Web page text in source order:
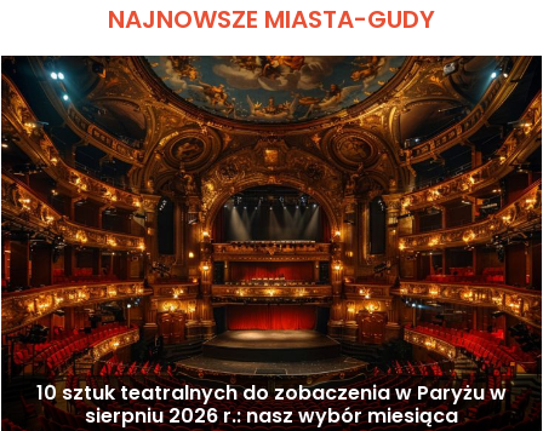
NAJNOWSZE MIASTA-GUDY
10 sztuk teatralnych do zobaczenia w Paryżu w
sierpniu 2026 r.: nasz wybór miesiąca